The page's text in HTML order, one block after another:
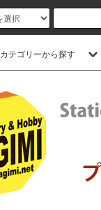
カテゴリーから探す